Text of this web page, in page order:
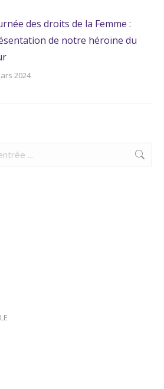
des droits de la Femme :
de notre héroïne du
2024